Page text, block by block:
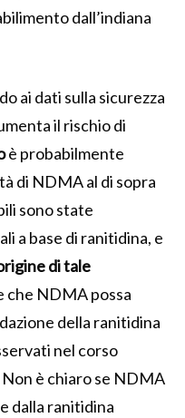
dall’indiana
ai dati sulla sicurezza
il rischio di
è probabilmente
di NDMA al di sopra
sono state
a base di ranitidina, e
di tale
che NDMA possa
della ranitidina
nel corso
è chiaro se NDMA
dalla ranitidina